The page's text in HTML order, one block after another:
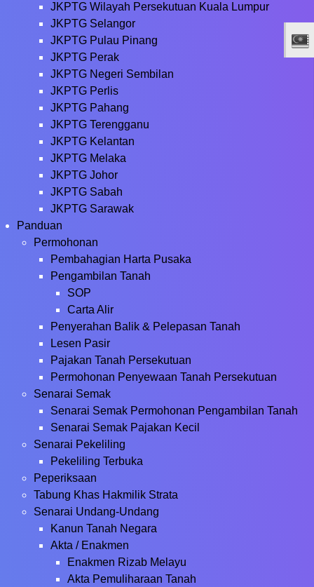
JKPTG Wilayah Persekutuan Kuala Lumpur
JKPTG Selangor
JKPTG Pulau Pinang
JKPTG Perak
JKPTG Negeri Sembilan
JKPTG Perlis
JKPTG Pahang
JKPTG Terengganu
JKPTG Kelantan
JKPTG Melaka
JKPTG Johor
JKPTG Sabah
JKPTG Sarawak
Panduan
Permohonan
Pembahagian Harta Pusaka
Pengambilan Tanah
SOP
Carta Alir
Penyerahan Balik & Pelepasan Tanah
Lesen Pasir
Pajakan Tanah Persekutuan
Permohonan Penyewaan Tanah Persekutuan
Senarai Semak
Senarai Semak Permohonan Pengambilan Tanah
Senarai Semak Pajakan Kecil
Senarai Pekeliling
Pekeliling Terbuka
Peperiksaan
Tabung Khas Hakmilik Strata
Senarai Undang-Undang
Kanun Tanah Negara
Akta / Enakmen
Enakmen Rizab Melayu
Akta Pemuliharaan Tanah